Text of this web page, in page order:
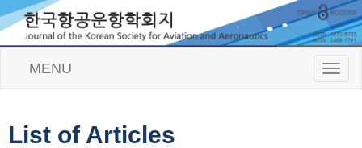
T
o
MENU
List of Articles